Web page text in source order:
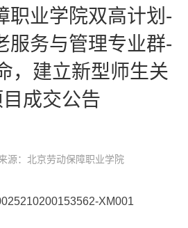
职业学院双高计划-
服务与管理专业群-
，建立新型师生关
成交公告
：北京劳动保障职业学院
XM001